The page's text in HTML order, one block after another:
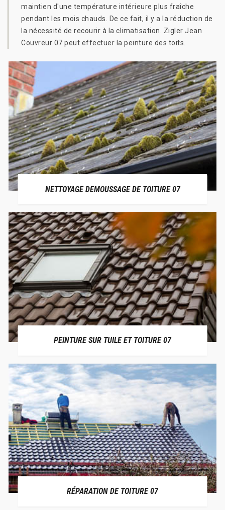
maintien d'une température intérieure plus fraîche
pendant les mois chauds. De ce fait, il y a la réduction de
la nécessité de recourir à la climatisation. Zigler Jean
Couvreur 07 peut effectuer la peinture des toits.
NETTOYAGE DEMOUSSAGE DE TOITURE 07
PEINTURE SUR TUILE ET TOITURE 07
RÉPARATION DE TOITURE 07